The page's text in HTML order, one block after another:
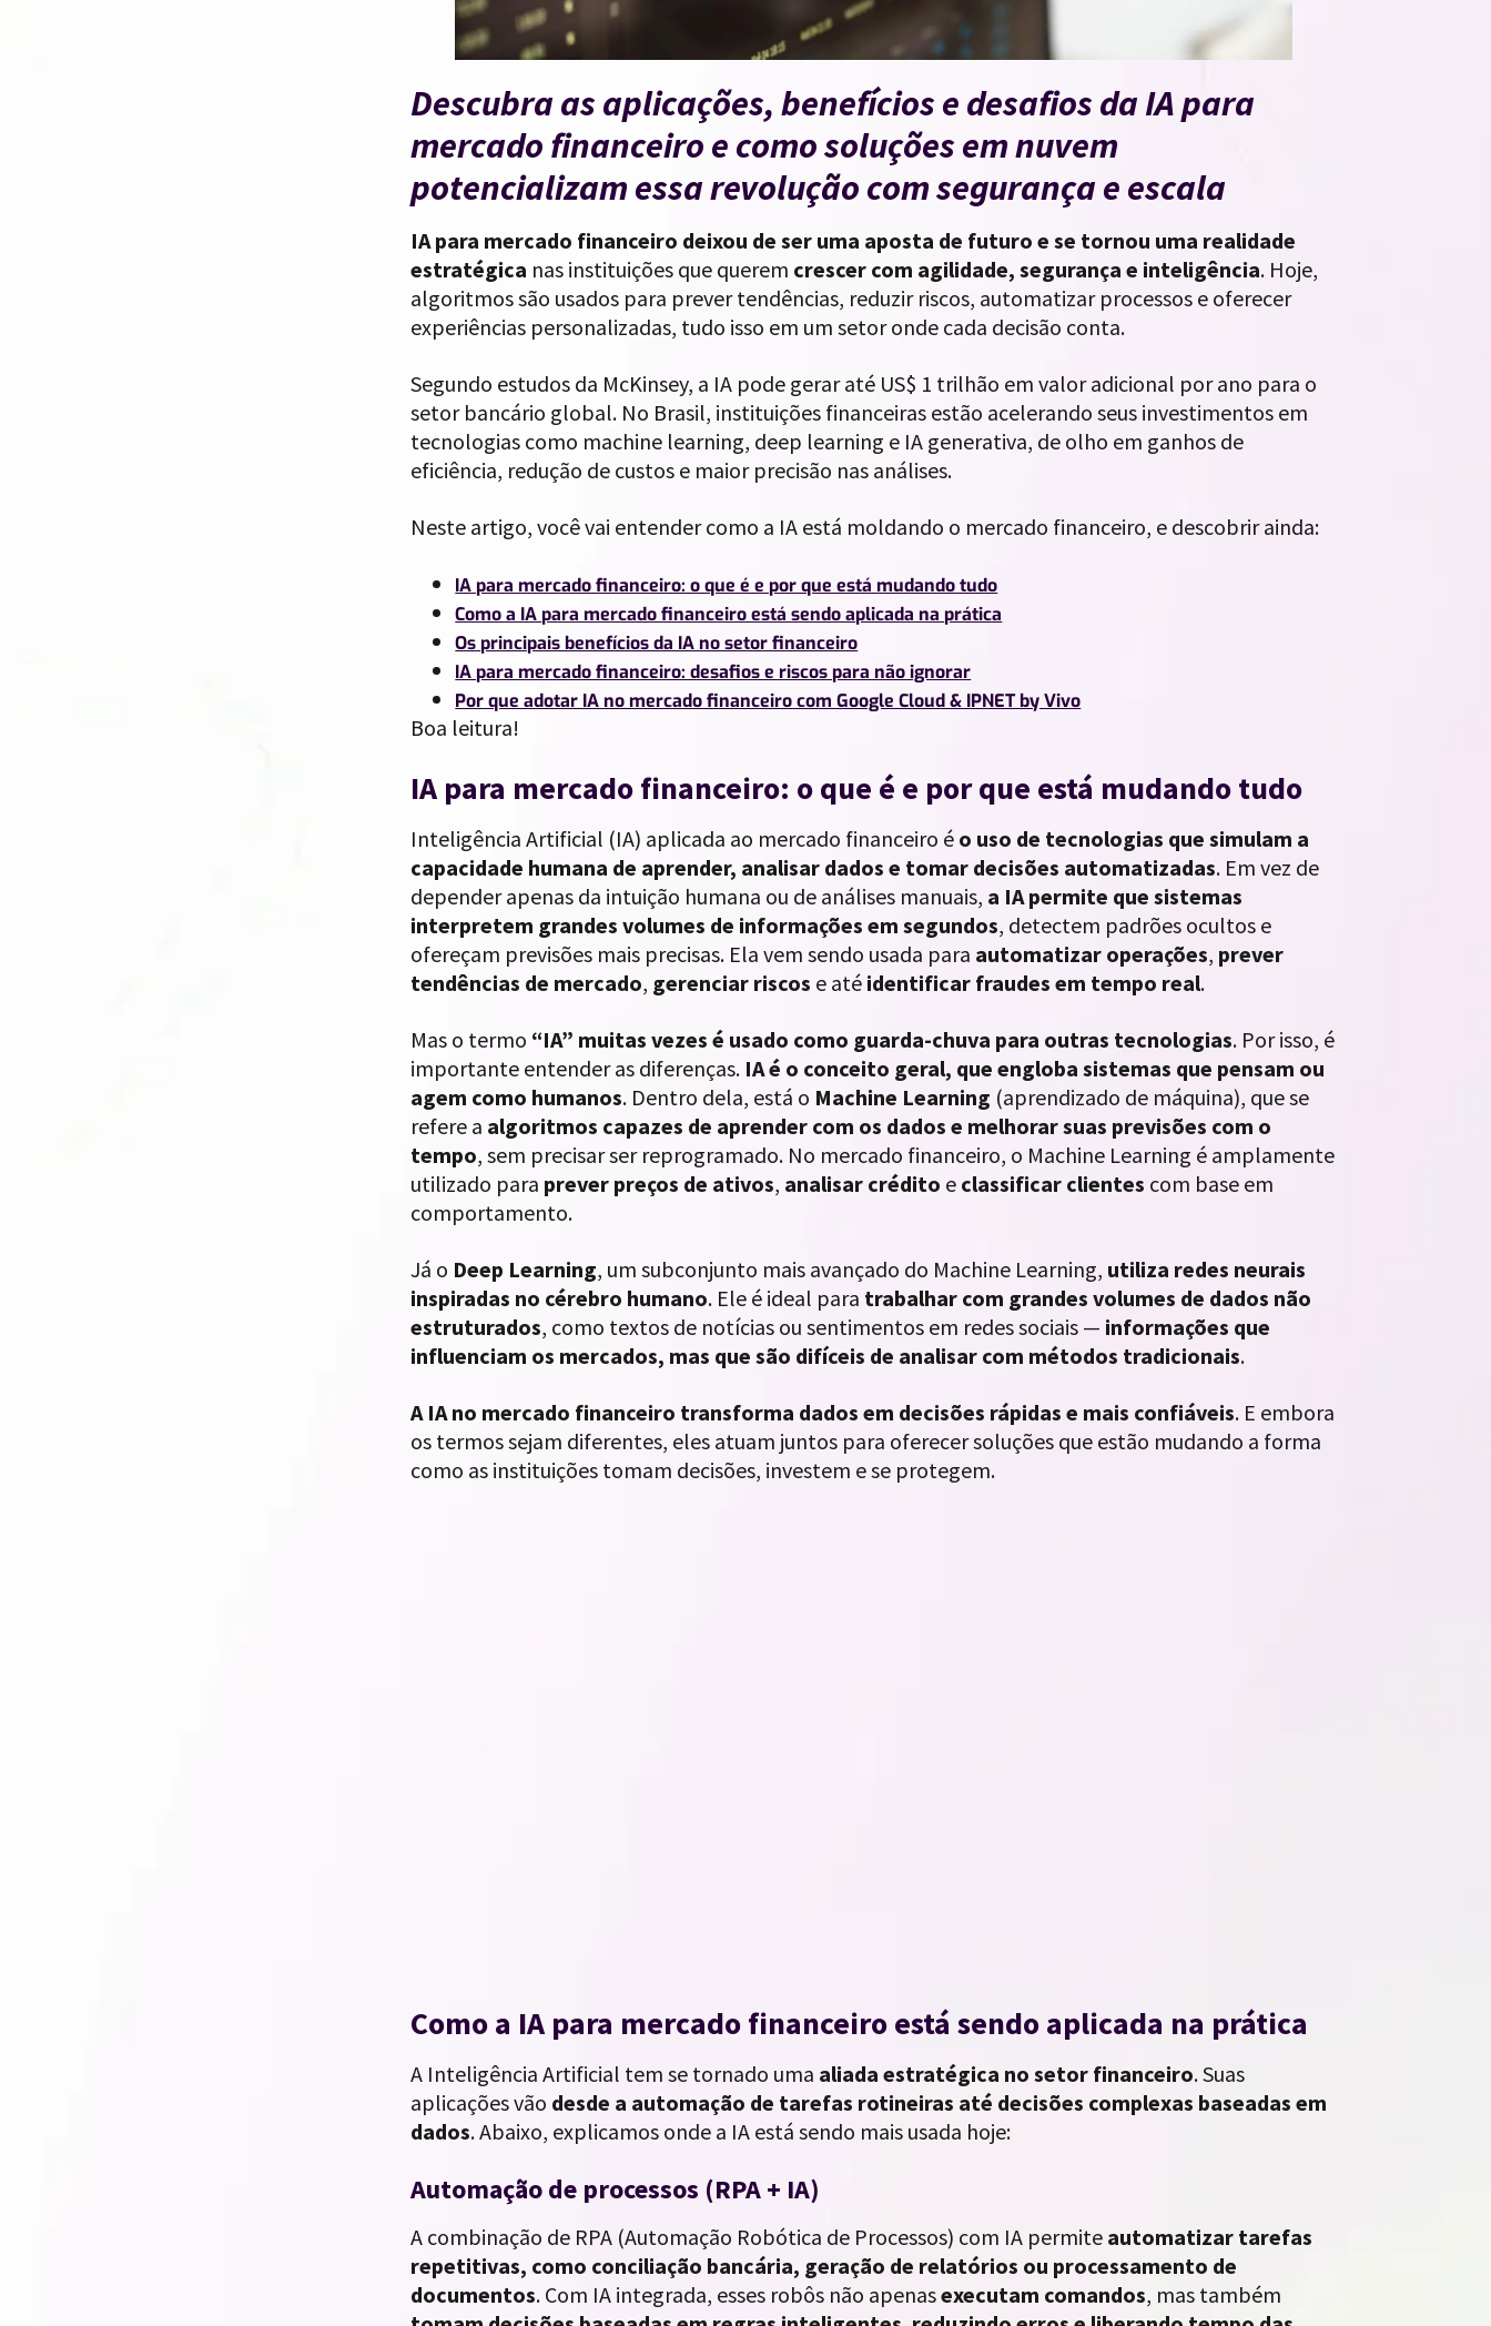
Descubra as aplicações, benefícios e desafios da IA para
mercado financeiro e como soluções em nuvem
potencializam essa revolução com segurança e escala
IA para mercado financeiro deixou de ser uma aposta de futuro e se tornou uma realidade
estratégica nas instituições que querem crescer com agilidade, segurança e inteligência. Hoje,
algoritmos são usados para prever tendências, reduzir riscos, automatizar processos e oferecer
experiências personalizadas, tudo isso em um setor onde cada decisão conta.
Segundo estudos da McKinsey, a IA pode gerar até US$ 1 trilhão em valor adicional por ano para o
setor bancário global. No Brasil, instituições financeiras estão acelerando seus investimentos em
tecnologias como machine learning, deep learning e IA generativa, de olho em ganhos de
eficiência, redução de custos e maior precisão nas análises.
Neste artigo, você vai entender como a IA está moldando o mercado financeiro, e descobrir ainda:
IA para mercado financeiro: o que é e por que está mudando tudo
Como a IA para mercado financeiro está sendo aplicada na prática
Os principais benefícios da IA no setor financeiro
IA para mercado financeiro: desafios e riscos para não ignorar
Por que adotar IA no mercado financeiro com Google Cloud & IPNET by Vivo
Boa leitura!
IA para mercado financeiro: o que é e por que está mudando tudo
Inteligência Artificial (IA) aplicada ao mercado financeiro é o uso de tecnologias que simulam a
capacidade humana de aprender, analisar dados e tomar decisões automatizadas. Em vez de
depender apenas da intuição humana ou de análises manuais, a IA permite que sistemas
interpretem grandes volumes de informações em segundos, detectem padrões ocultos e
ofereçam previsões mais precisas. Ela vem sendo usada para automatizar operações, prever
tendências de mercado, gerenciar riscos e até identificar fraudes em tempo real.
Mas o termo “IA” muitas vezes é usado como guarda-chuva para outras tecnologias. Por isso, é
importante entender as diferenças. IA é o conceito geral, que engloba sistemas que pensam ou
agem como humanos. Dentro dela, está o Machine Learning (aprendizado de máquina), que se
refere a algoritmos capazes de aprender com os dados e melhorar suas previsões com o
tempo, sem precisar ser reprogramado. No mercado financeiro, o Machine Learning é amplamente
utilizado para prever preços de ativos, analisar crédito e classificar clientes com base em
comportamento.
Já o Deep Learning, um subconjunto mais avançado do Machine Learning, utiliza redes neurais
inspiradas no cérebro humano. Ele é ideal para trabalhar com grandes volumes de dados não
estruturados, como textos de notícias ou sentimentos em redes sociais — informações que
influenciam os mercados, mas que são difíceis de analisar com métodos tradicionais.
A IA no mercado financeiro transforma dados em decisões rápidas e mais confiáveis. E embora
os termos sejam diferentes, eles atuam juntos para oferecer soluções que estão mudando a forma
como as instituições tomam decisões, investem e se protegem.
Como a IA para mercado financeiro está sendo aplicada na prática
A Inteligência Artificial tem se tornado uma aliada estratégica no setor financeiro. Suas
aplicações vão desde a automação de tarefas rotineiras até decisões complexas baseadas em
dados. Abaixo, explicamos onde a IA está sendo mais usada hoje:
Automação de processos (RPA + IA)
A combinação de RPA (Automação Robótica de Processos) com IA permite automatizar tarefas
repetitivas, como conciliação bancária, geração de relatórios ou processamento de
documentos. Com IA integrada, esses robôs não apenasexecutam comandos, mas também